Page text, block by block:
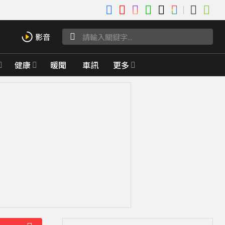
健康 暖聞 車訊 更多